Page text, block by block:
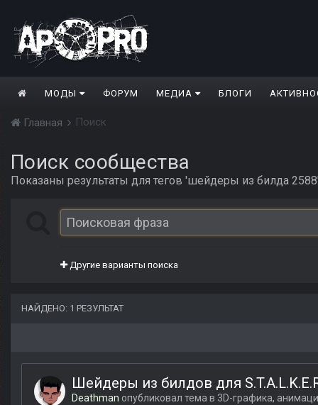
МОДЫ ФОРУМ МЕДИА БЛОГИ
Главная Поиск
Поиск сообщества
Показаны результаты для тегов 'шейдеры из билда
Другие варианты поиска
НАЙДЕНО: 1 РЕЗУЛЬТАТ
Шейдеры из билдов для
Deathman опубликовал тема в 3D-графика,